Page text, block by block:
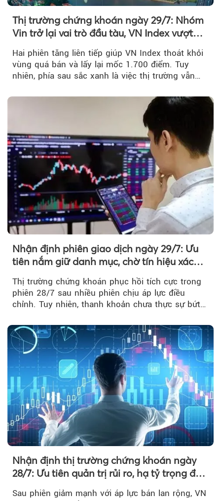
Thị trường chứng khoán ngày 29/7: Nhóm
Vin trở lại vai trò đầu tàu, VN Index vượt
Hai phiên tăng liên tiếp giúp VN Index thoát khỏi
vùng quá bán và lấy lại mốc 1.700 điểm. Tuy
nhiên, phía sau sắc xanh là việc thị trường vẫn
tiền vẫn chưa thực sự trở lại.
Nhận định phiên giao dịch ngày 29/7: Ưu
tiên nắm giữ danh mục, chờ tín hiệu xác
Thị trường chứng khoán phục hồi tích cực trong
phiên 28/7 sau nhiều phiên chịu áp lực điều
chỉnh. Tuy nhiên, thanh khoản chưa thực sự bứt
Nhận định thị trường chứng khoán ngày
28/7: Ưu tiên quản trị rủi ro, hạ tỷ trọng đòn
Sau phiên giảm mạnh với áp lực bán lan rộng, VN